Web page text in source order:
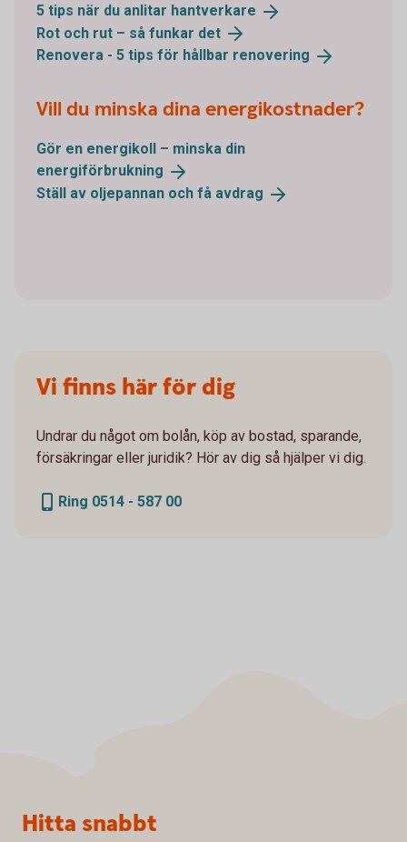
5 tips när du anlitar hantverkare
Rot och rut – så funkar det
Renovera - 5 tips för hållbar renovering
Vill du minska dina energikostnader?
Gör en energikoll – minska din
energiförbrukning
Ställ av oljepannan och få avdrag
Vi finns här för dig
Undrar du något om bolån, köp av bostad, sparande,
försäkringar eller juridik? Hör av dig så hjälper vi dig.
Ring 0514 - 587 00
Sidfot
Hitta snabbt